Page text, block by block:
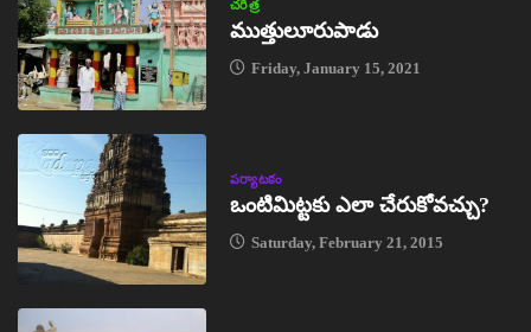
చరిత్ర
ముత్తులూరుపాడు
Friday, January 15, 2021
పర్యాటకం
ఒంటిమిట్టకు ఎలా చేరుకోవచ్చు?
Saturday, February 21, 2015